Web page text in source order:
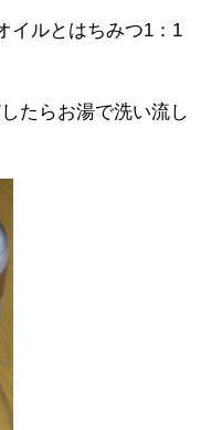
イルとはちみつ1：1
たらお湯で洗い流し